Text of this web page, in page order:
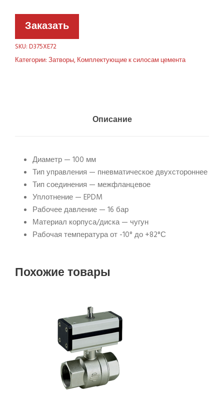
Заказать
SKU:D375XE72
Категории:Затворы,Комплектующие к силосам цемента
Описание
Диаметр — 100 мм
Тип управления — пневматическое двухстороннее
Тип соединения — межфланцевое
Уплотнение — EPDM
Рабочее давление — 16 бар
Материал корпуса/диска — чугун
Рабочая температура от -10° до +82°С
Похожие товары